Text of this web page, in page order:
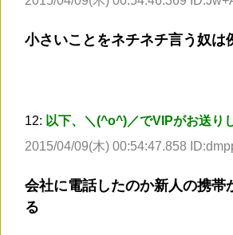
小さいことをネチネチ言う奴は
12: 以下、＼(^o^)／でVIPがお送り
2015/04/09(木) 00:54:47.858
会社に電話したのか新人の携帯
る